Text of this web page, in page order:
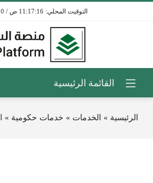
11:17:16 ص / 10 أغسطس 2026
الرئيسية » الخدمات » خدمات حكومية »